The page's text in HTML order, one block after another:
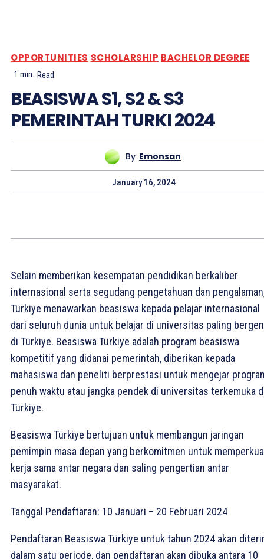
OPPORTUNITIES SCHOLARSHIP BACHELOR DEGREE
1 min. Read
BEASISWA S1, S2 & S3
PEMERINTAH TURKI 2024
By Emonsan
January 16, 2024
Selain memberikan kesempatan pendidikan berkaliber
internasional serta segudang pengetahuan dan
Türkiye menawarkan beasiswa kepada pelajar internasional
dari seluruh dunia untuk belajar di universitas paling
di Türkiye. Beasiswa Türkiye adalah program beasiswa
kompetitif yang didanai pemerintah, diberikan kepada
mahasiswa dan peneliti berprestasi untuk mengejar
penuh waktu atau jangka pendek di universitas terkemuka
Türkiye.
Beasiswa Türkiye bertujuan untuk membangun jaringan
pemimpin masa depan yang berkomitmen untuk
kerja sama antar negara dan saling pengertian antar
masyarakat.
Tanggal Pendaftaran: 10 Januari – 20 Februari 2024
Pendaftaran Beasiswa Türkiye untuk tahun 2024 akan
dalam satu periode, dan pendaftaran akan dibuka antara 10